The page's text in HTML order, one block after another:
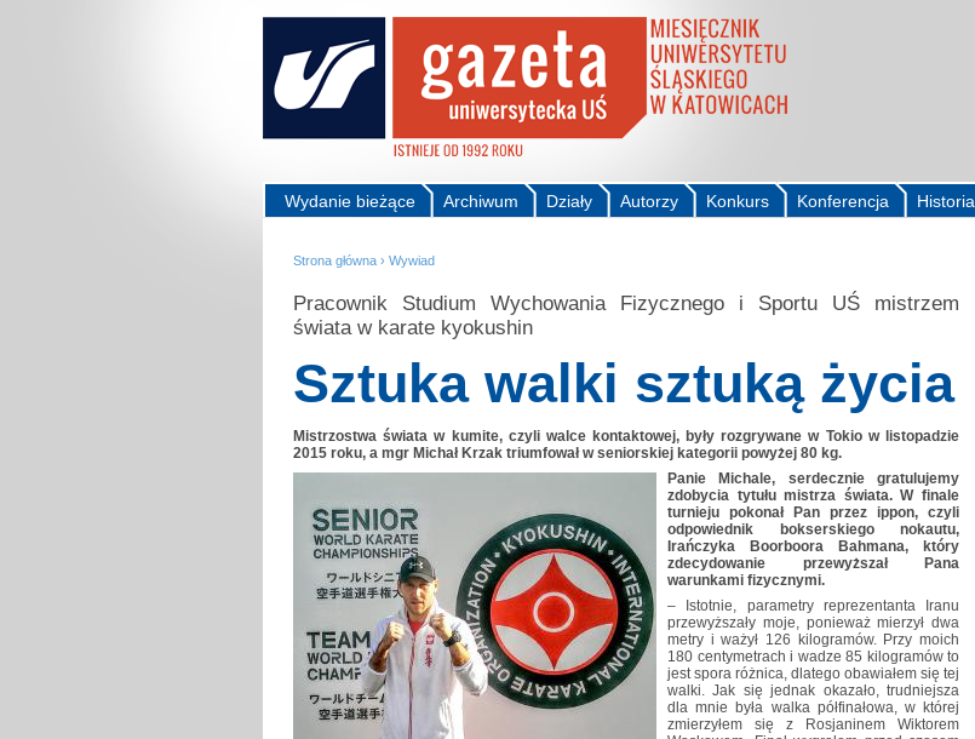
Historia
Konferencja
Konkurs
Autorzy
Działy
Archiwum
Wydanie bieżące
Strona główna › Wywiad
Pracownik Studium Wychowania Fizycznego i Sportu UŚ mistrzem
świata w karate kyokushin
Sztuka walki sztuką życia
Mistrzostwa świata w kumite, czyli walce kontaktowej, były rozgrywane w Tokio w listopadzie
2015 roku, a mgr Michał Krzak triumfował w seniorskiej kategorii powyżej 80 kg.
Panie Michale, serdecznie gratulujemy
zdobycia tytułu mistrza świata. W finale
turnieju pokonał Pan przez ippon, czyli
odpowiednik bokserskiego nokautu,
Irańczyka Boorboora Bahmana, który
zdecydowanie przewyższał Pana
warunkami fizycznymi.
– Istotnie, parametry reprezentanta Iranu
przewyższały moje, ponieważ mierzył dwa
metry i ważył 126 kilogramów. Przy moich
180 centymetrach i wadze 85 kilogramów to
jest spora różnica, dlatego obawiałem się tej
walki. Jak się jednak okazało, trudniejsza
dla mnie była walka półfinałowa, w której
zmierzyłem się z Rosjaninem Wiktorem